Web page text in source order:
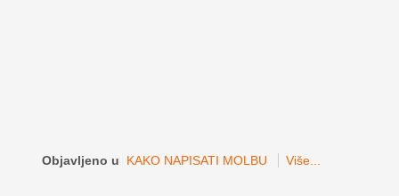
Objavljeno u KAKO NAPISATI MOLBU Više...